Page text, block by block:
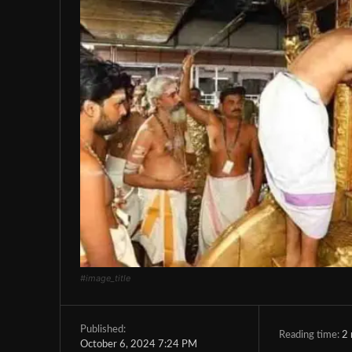
#image_title
Published:
October 6, 2024 7:24 PM
Reading time: 2